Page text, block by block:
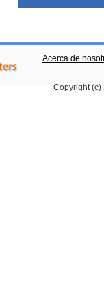
Acerca de
Copyright